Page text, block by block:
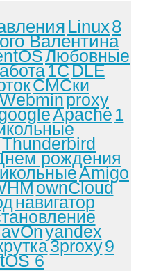
Linux8
Валентина
Любовные
1СDLE
СМСки
Webminproxy
Apache 1
Thunderbird
рождения
Amigo
ownCloud
навигатор
yandex
3proxy9
6